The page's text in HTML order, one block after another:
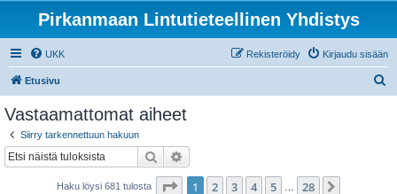
Pirkanmaan Lintutieteellinen Yhdistys
UKK Kirjaudu sisään
Rekisteröidy
Etusivu
Vastaamattomat aiheet
Siirry tarkennettuun hakuun
Etsi
Haku löysi 681 tulosta Sivu /28
1 2 3 4 5 28